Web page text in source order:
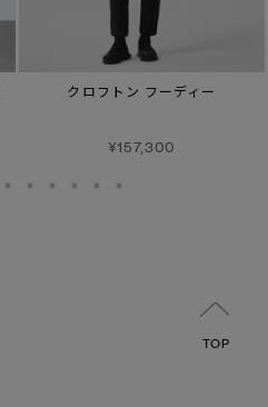
クロフトン フーディー
¥157,300
TOP